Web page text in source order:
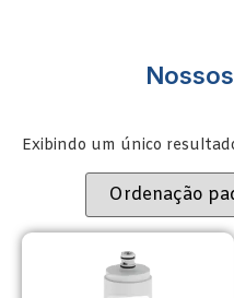
Exibindo um único